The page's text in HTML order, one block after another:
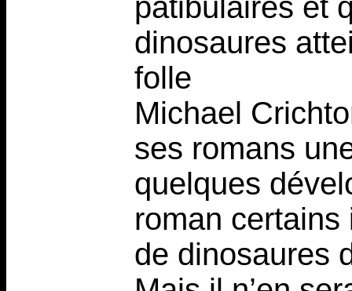
patibulaires et
dinosaures
folle
Michael
ses romans
quelques
roman
de dinosaures